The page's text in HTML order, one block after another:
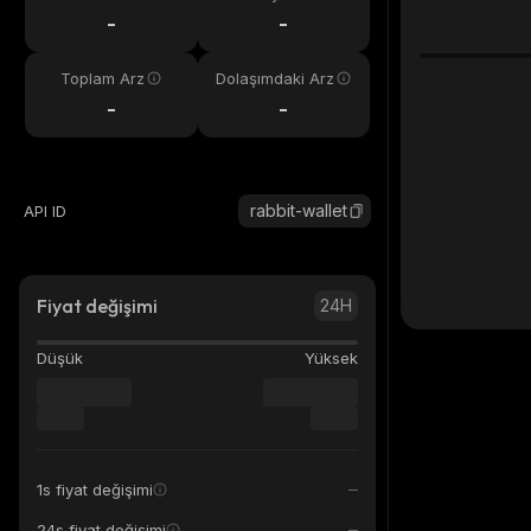
- -
Toplam Arz
-
Dolaşımdaki Arz
-
API ID rabbit-wallet
Fiyat değişimi 24H
Düşük Yüksek
1s fiyat değişimi